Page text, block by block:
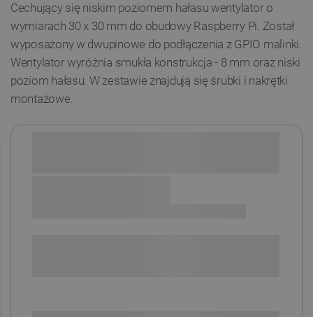
Cechujący się niskim poziomem hałasu wentylator o
wymiarach 30 x 30 mm do obudowy Raspberry Pi. Został
wyposażony w dwupinowe do podłączenia z GPIO malinki.
Wentylator wyróżnia smukła konstrukcja - 8 mm oraz niski
poziom hałasu. W zestawie znajdują się śrubki i nakrętki
montażowe.